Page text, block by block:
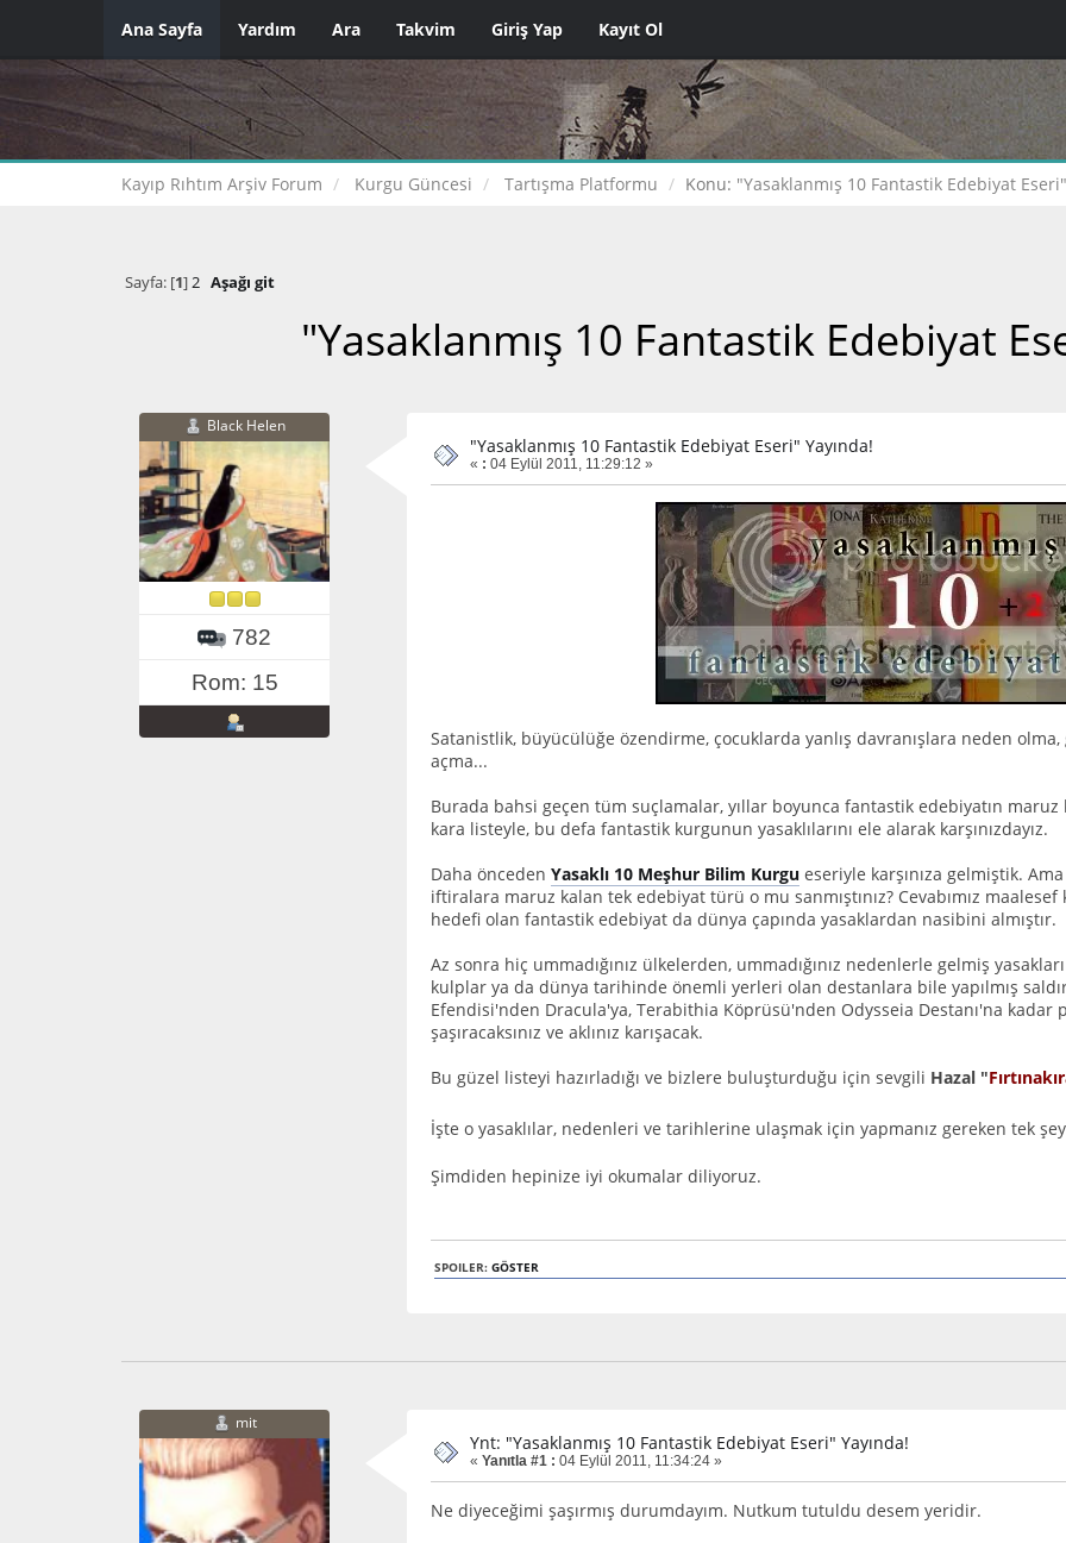
Ana Sayfa Yardım Ara Takvim Giriş Yap Kayıt Ol
Kayıp Rıhtım Arşiv Forum Kurgu Güncesi Tartışma Platformu Konu: "Yasaklanmış 10 Fantastik Edebiyat
Sayfa: [1]2 Aşağı git
"Yasaklanmış 10 Fantastik Edebiyat
Black Helen
782
Rom: 15
"Yasaklanmış 10 Fantastik Edebiyat Eseri" Yayında!
« : 04 Eylül 2011, 11:29:12 »
Satanistlik, büyücülüğe özendirme, çocuklarda yanlış davranışlara neden
açma...
Burada bahsi geçen tüm suçlamalar, yıllar boyunca fantastik edebiyatın maruz
kara listeyle, bu defa fantastik kurgunun yasaklılarını ele alarak karşınızdayız.
Daha önceden Yasaklı 10 Meşhur Bilim Kurgu eseriyle karşınıza gelmiştik.
iftiralara maruz kalan tek edebiyat türü o mu sanmıştınız? Cevabımız maalesef
hedefi olan fantastik edebiyat da dünya çapında yasaklardan nasibini almıştır.
Az sonra hiç ummadığınız ülkelerden, ummadığınız nedenlerle gelmiş
kulplar ya da dünya tarihinde önemli yerleri olan destanlara bile yapılmış
Efendisi'nden Dracula'ya, Terabithia Köprüsü'nden Odysseia Destanı'na kadar
şaşıracaksınız ve aklınız karışacak.
Bu güzel listeyi hazırladığı ve bizlere buluşturduğu için sevgili Hazal "
İşte o yasaklılar, nedenleri ve tarihlerine ulaşmak için yapmanız gereken tek şey
Şimdiden hepinize iyi okumalar diliyoruz.
SPOILER: GÖSTER
mit
Ynt: "Yasaklanmış 10 Fantastik Edebiyat Eseri" Yayında!
« Yanıtla #1 : 04 Eylül 2011, 11:34:24 »
Ne diyeceğimi şaşırmış durumdayım. Nutkum tutuldu desem yeridir.